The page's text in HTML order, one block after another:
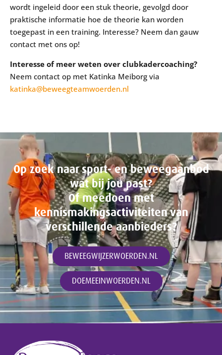
wordt ingeleid door een stuk theorie, gevolgd door
praktische informatie hoe de theorie kan worden
toegepast in een training. Interesse? Neem dan gauw
contact met ons op!
Interesse of meer weten over clubkadercoaching?
Neem contact op met Katinka Meiborg via
katinka@beweegteamwoerden.nl
Op zoek naar sport- en beweegaanbod
wat bij jou past?
Of meedoen met
kennismakingsactiviteiten van
verschillende aanbieders?
BEWEEGWIJZERWOERDEN.NL
DOEMEEINWOERDEN.NL